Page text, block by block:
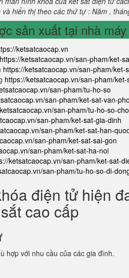
hiển thị theo các thứ tự : Năm ,
sản xuất tại nhà
ketsatcaocap.vn
https://ketsatcaocap.vn/san-pham/ket-
https://ketsatcaocap.vn/san-pham/ket-
https://ketsatcaocap.vn/san-pham/
san-pham/tu-ho-so
san-pham/ket-sat-van-
san-pham/tu-ho-so-
san-pham/ket-sat-gia-dinh
san-pham/ket-sat-han-
san-pham/ket-sat-sai-gon
san-pham/ket-sat-ha-noi
ketsatcaocap.vn/san-pham/ket-sat-
san-pham/tu-ho-so-di-
điện tử hiện
cao cấp
hợp với nhu cầu của các gia đình.